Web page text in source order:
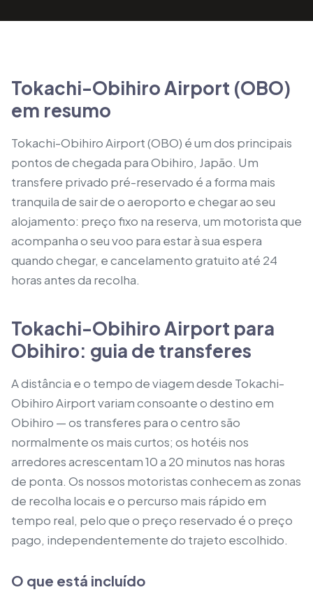
Tokachi-Obihiro Airport (OBO)
em resumo
Tokachi-Obihiro Airport (OBO) é um dos principais
pontos de chegada para Obihiro, Japão. Um
transfere privado pré-reservado é a forma mais
tranquila de sair de o aeroporto e chegar ao seu
alojamento: preço fixo na reserva, um motorista que
acompanha o seu voo para estar à sua espera
quando chegar, e cancelamento gratuito até 24
horas antes da recolha.
Tokachi-Obihiro Airport para
Obihiro: guia de transferes
A distância e o tempo de viagem desde Tokachi-
Obihiro Airport variam consoante o destino em
Obihiro — os transferes para o centro são
normalmente os mais curtos; os hotéis nos
arredores acrescentam 10 a 20 minutos nas horas
de ponta. Os nossos motoristas conhecem as zonas
de recolha locais e o percurso mais rápido em
tempo real, pelo que o preço reservado é o preço
pago, independentemente do trajeto escolhido.
O que está incluído